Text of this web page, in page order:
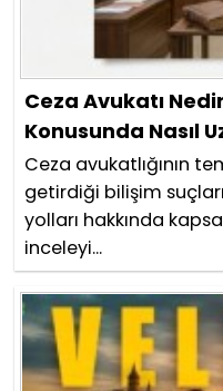
Ceza Avukatı
Konusunda Nasıl
Ceza avukatlığının
getirdiği bilişim
yolları hakkında
inceleyi...